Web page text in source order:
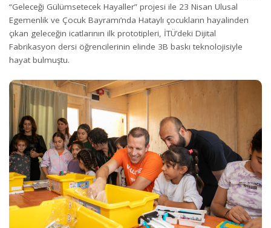
“Geleceği Gülümsetecek Hayaller” projesi ile 23 Nisan Ulusal
Egemenlik ve Çocuk Bayramı’nda Hataylı çocukların hayalinden
çıkan geleceğin icatlarının ilk prototipleri, İTÜ’deki Dijital
Fabrikasyon dersi öğrencilerinin elinde 3B baskı teknolojisiyle
hayat bulmuştu.